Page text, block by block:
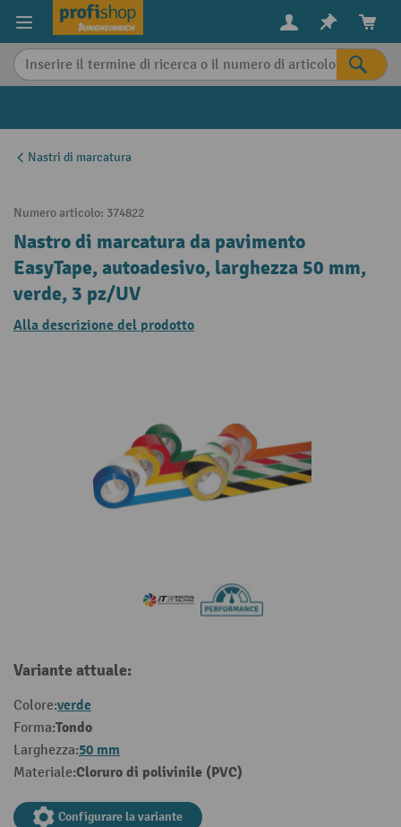
content
Nastri di marcatura
Numero articolo: 374822
Nastro di marcatura da pavimento
EasyTape, autoadesivo, larghezza 50 mm,
verde, 3 pz/UV
Alla descrizione del prodotto
Variante attuale:
Colore:verde
Forma:Tondo
Larghezza:50 mm
Materiale:Cloruro di polivinile (PVC)
Configurare la variante